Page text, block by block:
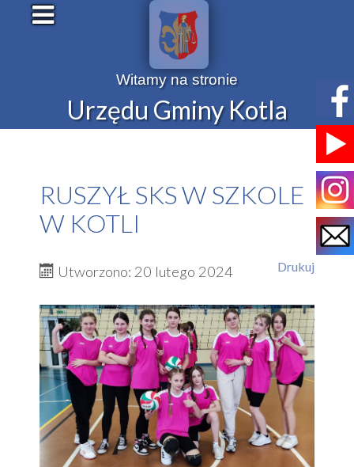
Witamy na stronie
Urzędu Gminy Kotla
RUSZYŁ SKS W SZKOLE
W KOTLI
Drukuj
Utworzono: 20 lutego 2024